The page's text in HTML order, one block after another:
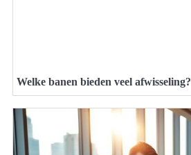
Welke banen bieden veel afwisseling?